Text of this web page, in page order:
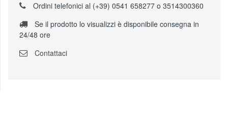
Ordini telefonici al (+39) 0541 658277 o 3514300360
Se il prodotto lo visualizzi è disponibile consegna in
24/48 ore
Contattaci